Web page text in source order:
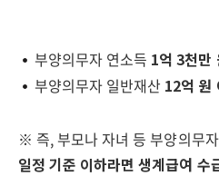
부양의무자 연소득 1억 3천만
부양의무자 일반재산 12억 원
※ 즉, 부모나 자녀 등 부양의무
일정 기준 이하라면 생계급여 수